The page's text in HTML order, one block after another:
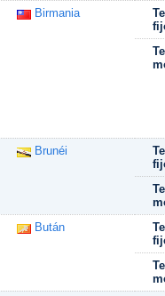
Birmania
Brunéi
Bután